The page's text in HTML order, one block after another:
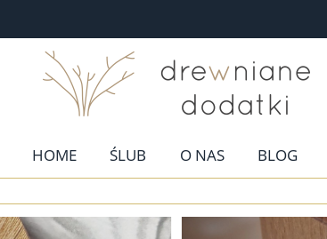
HOME ŚLUB O NAS BLOG